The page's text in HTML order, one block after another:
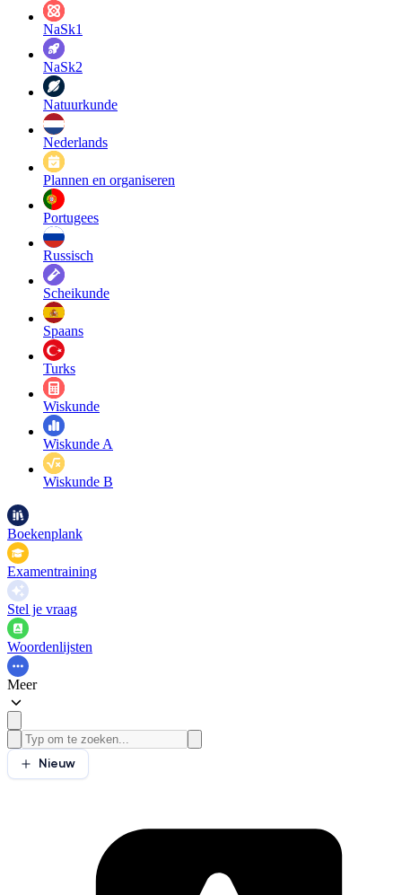
NaSk1
NaSk2
Natuurkunde
Nederlands
Plannen en organiseren
Portugees
Russisch
Scheikunde
Spaans
Turks
Wiskunde
Wiskunde A
Wiskunde B
Boekenplank
Examentraining
Stel je vraag
Woordenlijsten
Meer
Nieuw